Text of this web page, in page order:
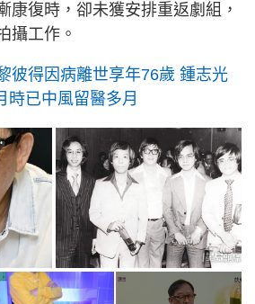
康復時，卻未獲安排重返劇組，
攝工作。
彼得因病離世享年76歲 鍾志光
時已中風留醫多月